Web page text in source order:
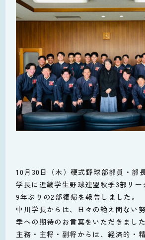
10月30日（木）硬式野球部部員・部
学長に近畿学生野球連盟秋季3部リー
9年ぶりの2部復帰を報告しました。
中川学長からは、日々の絶え間ない
季への期待のお言葉をいただきました
主務・主将・副将からは、経済的・